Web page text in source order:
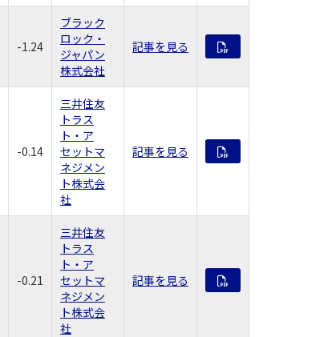
-1.24
ブラック
ロック・
ジャパン
株式会社
記事を見る
-0.14
三井住友
トラス
ト・ア
セットマ
ネジメン
ト株式会
社
記事を見る
-0.21
三井住友
トラス
ト・ア
セットマ
ネジメン
ト株式会
社
記事を見る